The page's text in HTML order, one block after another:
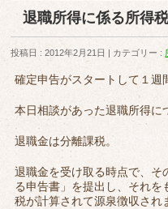
退職所得に係る所得
投稿日 : 2012年2月21日 カテゴリー :
確定申告がスタートして１週
本日相談があった退職所得に
退職金は分離課税。
退職金を受け取る時点で、そ
る申告書」を提出し、それを
税が計算されて源泉徴収され